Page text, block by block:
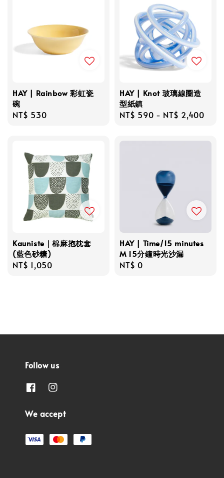
HAY | Rainbow 彩虹瓷
碗
Regular
NT$ 530
HAY | Knot 玻璃線圈造
型紙鎮
Regular
NT$ 590 - NT$ 2,400
Kauniste｜棉麻抱枕套
(藍色砂糖)
Regular
NT$ 1,050
HAY | Time/15 minutes
M 15分鐘時光沙漏
Regular
NT$ 0
Follow us
We accept